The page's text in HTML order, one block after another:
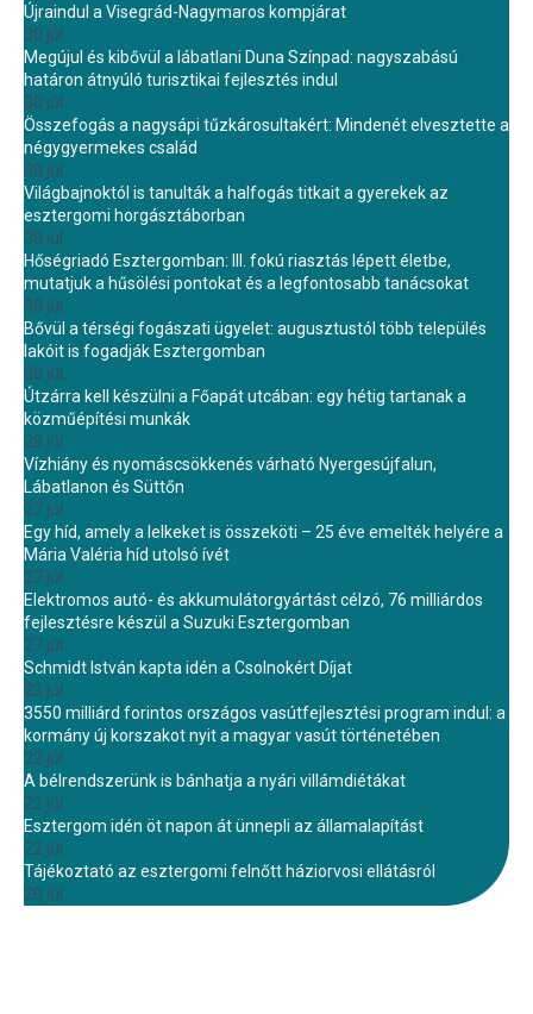
Újraindul a Visegrád-Nagymaros kompjárat
30 júl.
Megújul és kibővül a lábatlani Duna Színpad: nagyszabású
határon átnyúló turisztikai fejlesztés indul
30 júl.
Összefogás a nagysápi tűzkárosultakért: Mindenét elvesztette a
négygyermekes család
30 júl.
Világbajnoktól is tanulták a halfogás titkait a gyerekek az
esztergomi horgásztáborban
30 júl.
Hőségriadó Esztergomban: III. fokú riasztás lépett életbe,
mutatjuk a hűsölési pontokat és a legfontosabb tanácsokat
30 júl.
Bővül a térségi fogászati ügyelet: augusztustól több település
lakóit is fogadják Esztergomban
30 júl.
Útzárra kell készülni a Főapát utcában: egy hétig tartanak a
közműépítési munkák
28 júl.
Vízhiány és nyomáscsökkenés várható Nyergesújfalun,
Lábatlanon és Süttőn
27 júl.
Egy híd, amely a lelkeket is összeköti – 25 éve emelték helyére a
Mária Valéria híd utolsó ívét
27 júl.
Elektromos autó- és akkumulátorgyártást célzó, 76 milliárdos
fejlesztésre készül a Suzuki Esztergomban
27 júl.
Schmidt István kapta idén a Csolnokért Díjat
23 júl.
3550 milliárd forintos országos vasútfejlesztési program indul: a
kormány új korszakot nyit a magyar vasút történetében
22 júl.
A bélrendszerünk is bánhatja a nyári villámdiétákat
22 júl.
Esztergom idén öt napon át ünnepli az államalapítást
22 júl.
Tájékoztató az esztergomi felnőtt háziorvosi ellátásról
20 júl.